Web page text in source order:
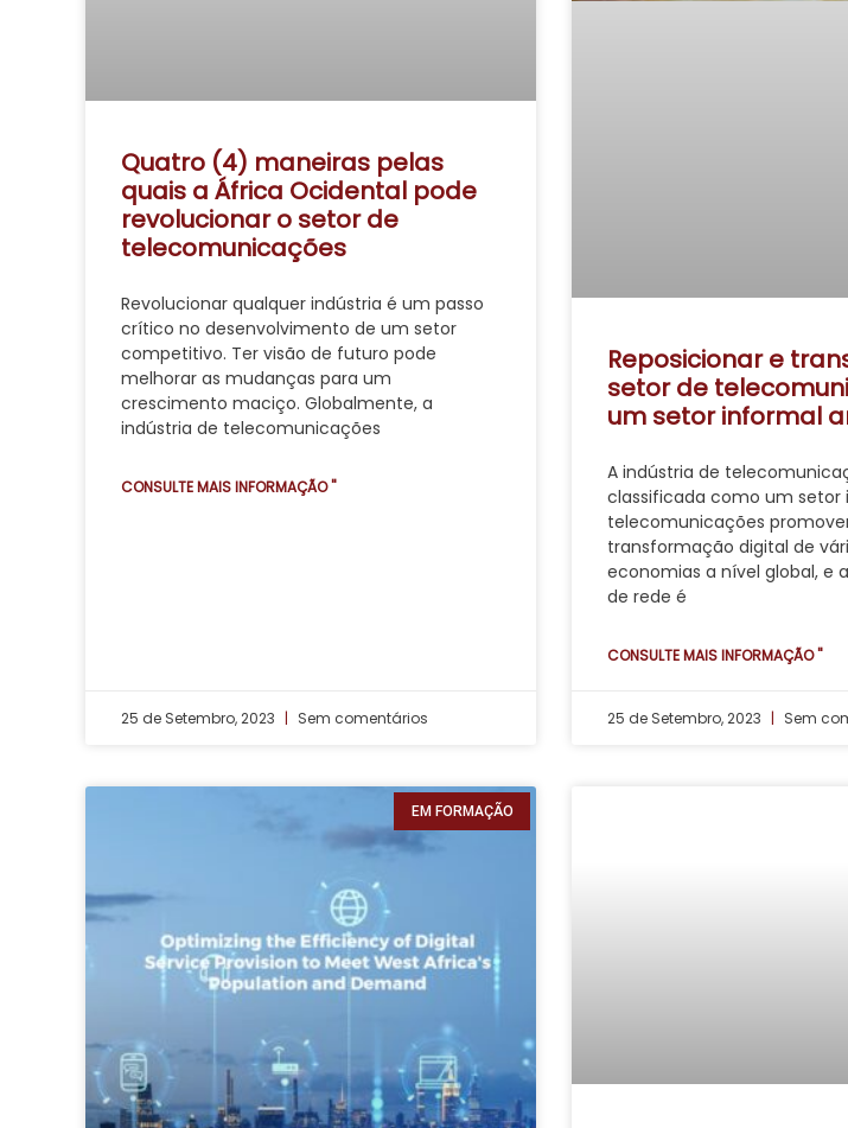
Quatro (4) maneiras pelas
quais a África Ocidental pode
revolucionar o setor de
telecomunicações
Revolucionar qualquer indústria é um passo
crítico no desenvolvimento de um setor
competitivo. Ter visão de futuro pode
melhorar as mudanças para um
crescimento maciço. Globalmente, a
indústria de telecomunicações
CONSULTE MAIS INFORMAÇÃO "
25 de Setembro, 2023 Sem comentários
Reposicionar e
setor de
um setor informal
A indústria de
classificada como um setor
telecomunicações
transformação digital de
economias a nível global, e
de rede é
CONSULTE MAIS INFORMAÇÃO "
25 de Setembro, 2023 Sem
EM FORMAÇÃO